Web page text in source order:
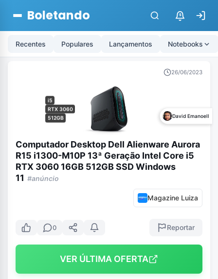
Boletando $
Recentes Populares Lançamentos Notebooks
26/06/2023
i5
RTX 3060
512GB
David Emanoell
Computador Desktop Dell Alienware Aurora
R15 i1300-M10P 13ª Geração Intel Core i5
RTX 3060 16GB 512GB SSD Windows
11 #anúncio
Magazine Luiza
0 Reportar
VER ÚLTIMA OFERTA